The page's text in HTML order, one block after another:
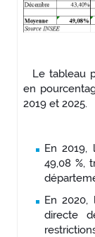
Le tableau
en
2019 et 2025.
En 2019,
49,08 %,
En 2020,
directe